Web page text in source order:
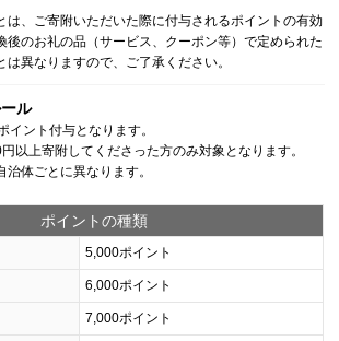
は、ご寄附いただいた際に付与されるポイントの有効
後のお礼の品（サービス、クーポン等）で定められた
は異なりますので、ご了承ください。
ル
イント付与となります。
以上寄附してくださった方のみ対象となります。
治体ごとに異なります。
ポイントの種類
5,000ポイント
6,000ポイント
7,000ポイント